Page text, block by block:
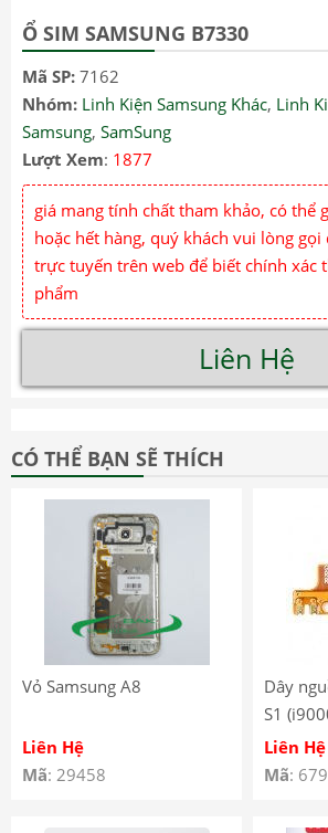
Ổ SIM SAMSUNG B7330
Mã SP: 7162
Nhóm: Linh Kiện Samsung Khác, Linh
Samsung, SamSung
Lượt Xem: 1877
giá mang tính chất tham khảo, có thể
hoặc hết hàng, quý khách vui lòng gọi
trực tuyến trên web để biết chính xác
phẩm
Liên Hệ
CÓ THỂ BẠN SẼ THÍCH
Vỏ Samsung A8
Liên Hệ
Mã: 29458
Dây
S1
Liên Hệ
Mã: